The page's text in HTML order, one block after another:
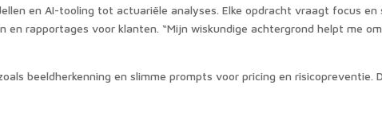
en AI-tooling tot actuariële analyses. Elke opdracht vraagt focus
rapportages voor klanten. “Mijn wiskundige achtergrond helpt me
beeldherkenning en slimme prompts voor pricing en risicopreventie.